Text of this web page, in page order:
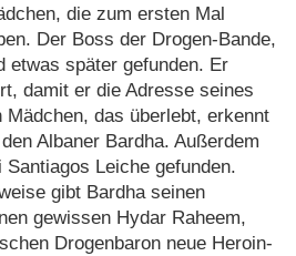
die zum ersten Mal
Der Boss der Drogen-Bande,
etwas später gefunden. Er
damit er die Adresse seines
das überlebt, erkennt
Albaner Bardha. Außerdem
Leiche gefunden.
gibt Bardha seinen
gewissen Hydar Raheem,
Drogenbaron neue Heroin-